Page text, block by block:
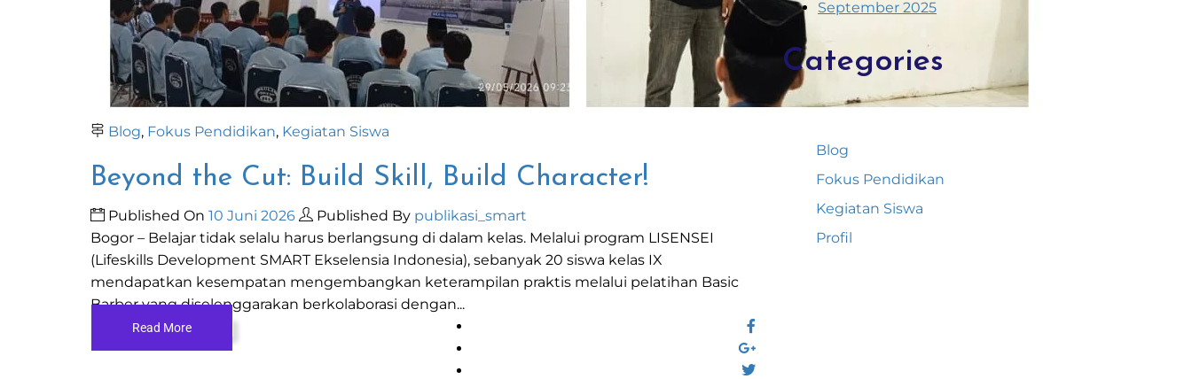
Blog, Fokus Pendidikan, Kegiatan Siswa
Beyond the Cut: Build Skill, Build Character!
Published On 10 Juni 2026 Published By publikasi_smart
Bogor – Belajar tidak selalu harus berlangsung di dalam kelas. Melalui program LISENSEI
(Lifeskills Development SMART Ekselensia Indonesia), sebanyak 20 siswa kelas IX
mendapatkan kesempatan mengembangkan keterampilan praktis melalui pelatihan Basic
Barber yang diselenggarakan berkolaborasi dengan...
Read More
September 2025
Categories
Blog
Fokus Pendidikan
Kegiatan Siswa
Profil